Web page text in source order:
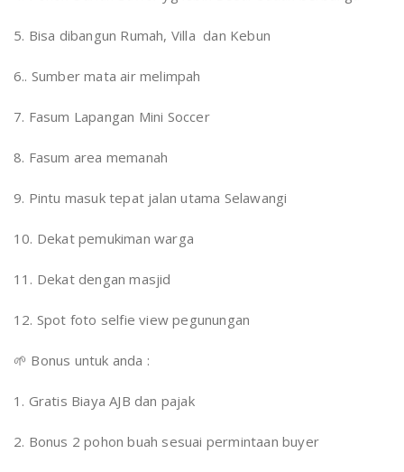
5. Bisa dibangun Rumah, Villa dan Kebun
6.. Sumber mata air melimpah
7. Fasum Lapangan Mini Soccer
8. Fasum area memanah
9. Pintu masuk tepat jalan utama Selawangi
10. Dekat pemukiman warga
11. Dekat dengan masjid
12. Spot foto selfie view pegunungan
🌱 Bonus untuk anda :
1. Gratis Biaya AJB dan pajak
2. Bonus 2 pohon buah sesuai permintaan buyer